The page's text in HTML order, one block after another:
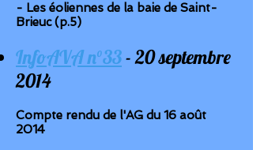
- Les éoliennes de la baie de Saint-
Brieuc (p.5)
InfoAVA n°33- 20 septembre
2014
Compte rendu de l'AG du 16 août
2014